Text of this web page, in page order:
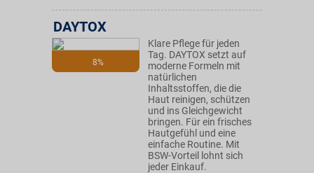
8%
DAYTOX
Klare Pflege für jeden
Tag. DAYTOX setzt auf
moderne Formeln mit
natürlichen
Inhaltsstoffen, die die
Haut reinigen, schützen
und ins Gleichgewicht
bringen. Für ein frisches
Hautgefühl und eine
einfache Routine. Mit
BSW-Vorteil lohnt sich
jeder Einkauf.